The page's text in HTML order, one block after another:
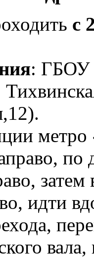
с
: ГБОУ
метро
идти